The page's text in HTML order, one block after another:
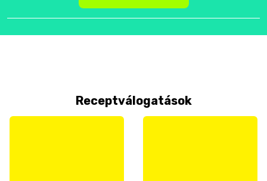
Receptválogatások